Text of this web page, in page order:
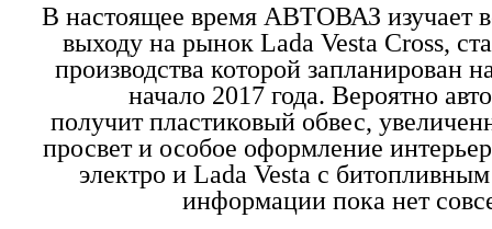
В настоящее время АВТОВАЗ изучает
выходу на рынок Lada Vesta Cross,
производства которой запланирован
начало 2017 года. Вероятно
получит пластиковый обвес,
просвет и особое оформление
электро и Lada Vesta с
информации пока нет